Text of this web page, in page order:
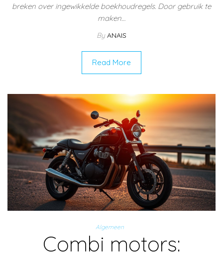
breken over ingewikkelde boekhoudregels. Door gebruik te
maken…
By ANAIS
Read More
Algemeen
Combi motors: